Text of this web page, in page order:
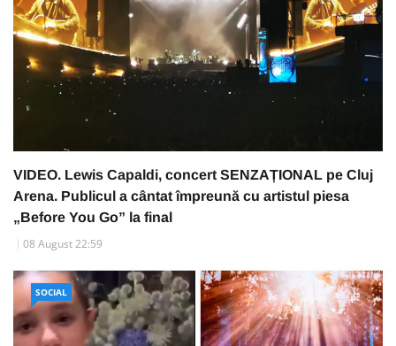
VIDEO. Lewis Capaldi, concert SENZAȚIONAL pe Cluj
Arena. Publicul a cântat împreună cu artistul piesa
„Before You Go” la final
08 August 22:59
SOCIAL